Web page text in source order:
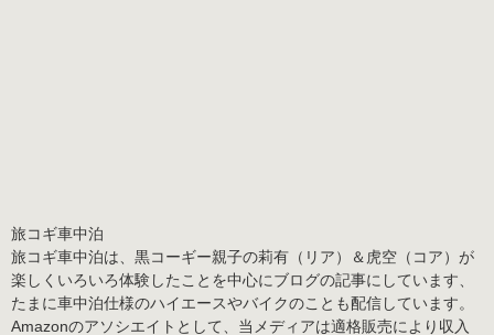
旅コギ車中泊
旅コギ車中泊は、黒コーギー親子の莉有（リア）＆虎空（コア）が
楽しくいろいろ体験したことを中心にブログの記事にしています、
たまに車中泊仕様のハイエースやバイクのことも配信しています。
Amazonのアソシエイトとして、当メディアは適格販売により収入